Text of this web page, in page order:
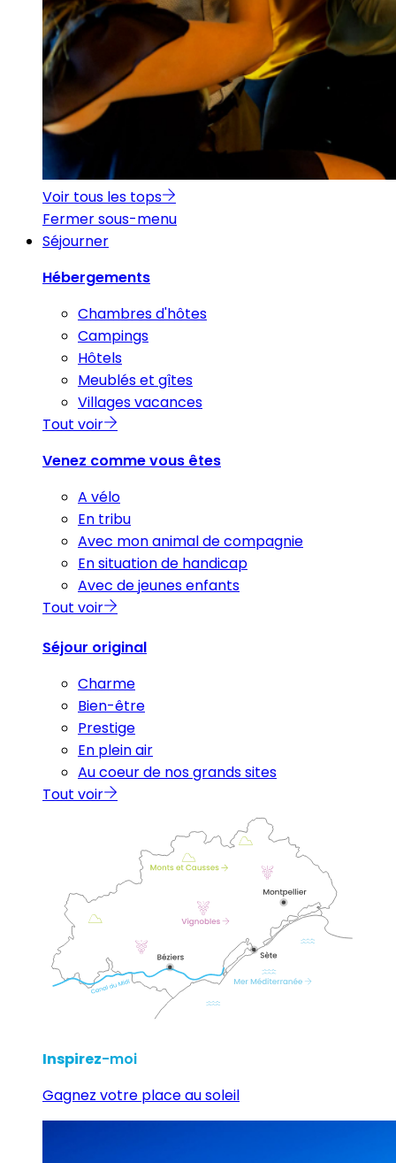
Voir tous les tops
Fermer sous-menu
Séjourner
Hébergements
Chambres d'hôtes
Campings
Hôtels
Meublés et gîtes
Villages vacances
Tout voir
Venez comme vous êtes
A vélo
En tribu
Avec mon animal de compagnie
En situation de handicap
Avec de jeunes enfants
Tout voir
Séjour original
Charme
Bien-être
Prestige
En plein air
Au coeur de nos grands sites
Tout voir
Inspirez-moi
Gagnez votre place au soleil